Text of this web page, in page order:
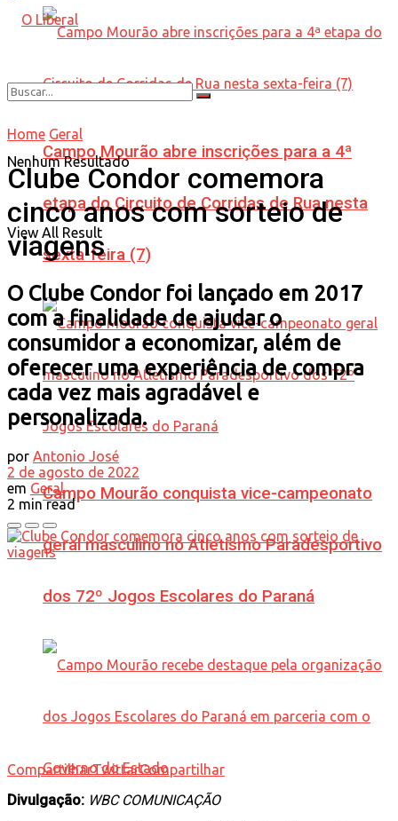
Campo Mourão abre inscrições para a 4ª
etapa do Circuito de Corridas de Rua nesta
sexta-feira (7)
Campo Mourão conquista vice-campeonato
geral masculino no Atletismo Paradesportivo
dos 72º Jogos Escolares do Paraná
Nenhum Resultado
View All Result
Home Geral
Clube Condor comemora
cinco anos com sorteio de
viagens
O Clube Condor foi lançado em 2017
com a finalidade de ajudar o
consumidor a economizar, além de
oferecer uma experiência de compra
cada vez mais agradável e
personalizada.
por Antonio José
2 de agosto de 2022
em Geral
2 min read
CompartilharTwittarCompartilhar
Divulgação: WBC COMUNICAÇÃO